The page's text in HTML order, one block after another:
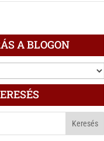
A BLOGON